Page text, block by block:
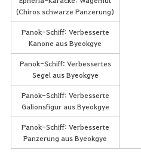
(Chiros schwarze Panzerung)
Panok-Schiff: Verbesserte
Kanone aus Byeokgye
Panok-Schiff: Verbessertes
Segel aus Byeokgye
Panok-Schiff: Verbesserte
Galionsfigur aus Byeokgye
Panok-Schiff: Verbesserte
Panzerung aus Byeokgye